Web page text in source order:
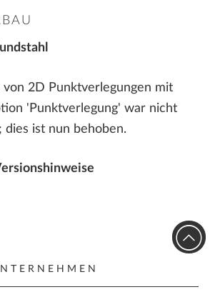
von 2D Punktverlegungen mit
'Punktverlegung' war nicht
dies ist nun behoben.